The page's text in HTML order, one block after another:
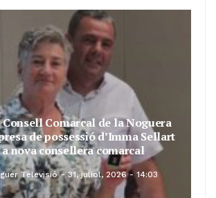
Comarcal de la Noguera
de possessió d’Imma Sellart
a nova consellera comarcal
Televisió 31, juliol, 2026 - 14:03